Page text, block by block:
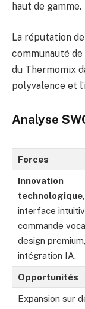
haut de gamme.
La réputation
communauté
du Thermomix
polyvalence et
Analyse
Forces
Innovation
technologique
interface
commande
design premium,
intégration IA.
Opportunités
Expansion sur